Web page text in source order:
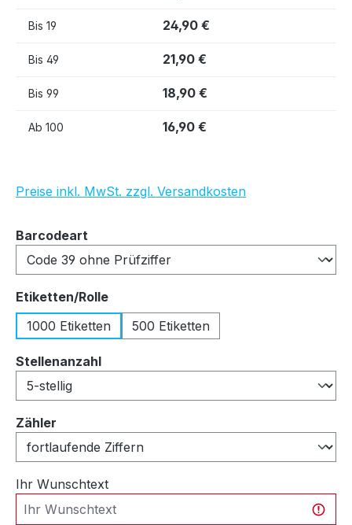
Bis 19 24,90 €
Bis 49 21,90 €
Bis 99 18,90 €
Ab 100 16,90 €
Preise inkl. MwSt. zzgl. Versandkosten
Barcodeart
Etiketten/Rolleauswählen
1000 Etiketten
500 Etiketten
Stellenanzahlauswählen
Zähler
Ihr Wunschtext